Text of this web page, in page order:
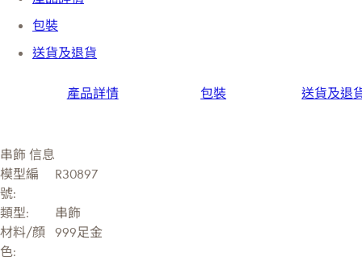
包裝
送貨及退貨
產品詳情 包裝 送貨及退
串飾 信息
模型編
號:
R30897
類型:
串飾
材料/顔
色:
999足金